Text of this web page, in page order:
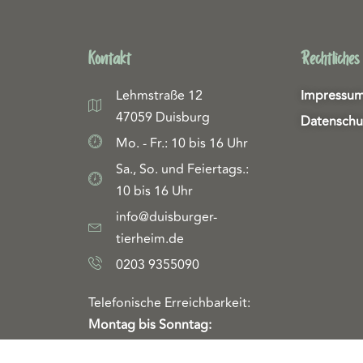
Kontakt
Lehmstraße 12
47059 Duisburg
Mo. - Fr.: 10 bis 16 Uhr
Sa., So. und Feiertags.:
10 bis 16 Uhr
info@duisburger-
tierheim.de
0203 9355090
Telefonische Erreichbarkeit:
Montag bis Sonntag:
Rechtliches